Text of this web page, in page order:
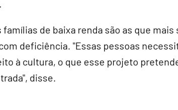
famílias de baixa renda são as que
deficiência. "Essas pessoas
à cultura, o que esse projeto
disse.